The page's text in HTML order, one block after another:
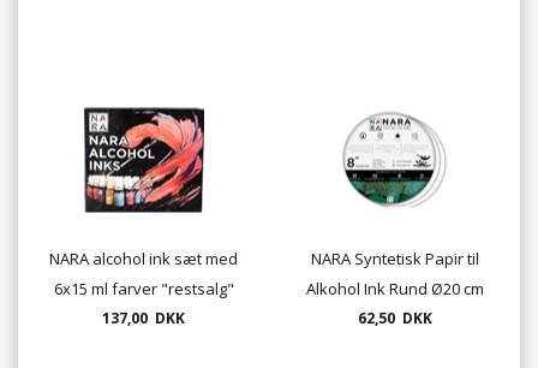
NARA alcohol ink sæt med
6x15 ml farver "restsalg"
137,00 DKK
NARA Syntetisk Papir til
Alkohol Ink Rund Ø20 cm
200g 275mic 10 ark
62,50 DKK